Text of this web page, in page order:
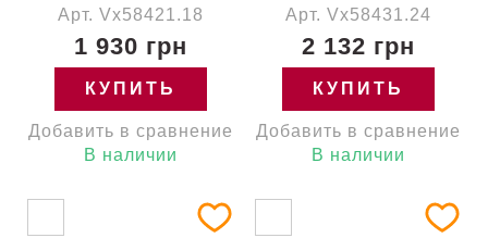
Арт. Vx58421.18
1 930 грн
КУПИТЬ
Добавить в сравнение
В наличии
Арт. Vx58431.24
2 132 грн
КУПИТЬ
Добавить в сравнение
В наличии